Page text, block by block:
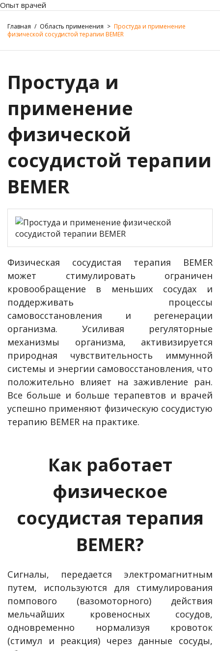
Опыт врачей
Главная / Область применения > Простуда и применение
физической сосудистой терапии BEMER
Простуда и
применение
физической
сосудистой терапии
BEMER
Физическая сосудистая терапия BEMER
может стимулировать ограничен
кровообращение в меньших сосудах и
поддерживать процессы
самовосстановления и регенерации
организма. Усиливая регуляторные
механизмы организма, активизируется
природная чувствительность иммунной
системы и энергии самовосстановления, что
положительно влияет на заживление ран.
Все больше и больше терапевтов и врачей
успешно применяют физическую сосудистую
терапию BEMER на практике.
Как работает
физическое
сосудистая терапия
BEMER?
Сигналы, передается электромагнитным
путем, используются для стимулирования
помпового (вазомоторного) действия
мельчайших кровеносных сосудов,
одновременно нормализуя кровоток
(стимул и реакция) через данные сосуды,